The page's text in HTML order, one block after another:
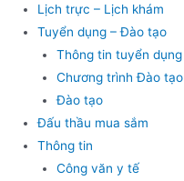
Lịch trực – Lịch khám
Tuyển dụng – Đào tạo
Thông tin tuyển dụng
Chương trình Đào tạo
Đào tạo
Đấu thầu mua sắm
Thông tin
Công văn y tế